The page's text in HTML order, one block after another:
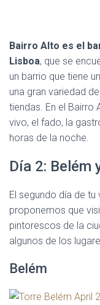
Bairro Alto es el
Lisboa, que se
un barrio que tiene
una gran variedad
tiendas. En el Bairro
vivo, el fado, la
horas de la noche.
Día 2: Belém
El segundo día de tu
proponemos que
pintorescos de la
algunos de los
Belém